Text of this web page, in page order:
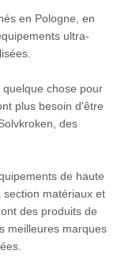
en Pologne, en
ultra-
chose pour
plus besoin d'être
des
de haute
matériaux et
des produits de
meilleures marques